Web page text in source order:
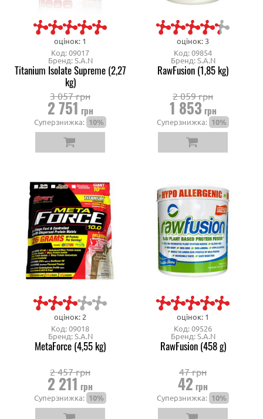
оцінок: 1
Код: 09017
Бренд: S.A.N
Titanium Isolate Supreme (2,27
kg)
3 057 грн
2 751 грн
Суперзнижка: 10%
оцінок: 3
Код: 09854
Бренд: S.A.N
RawFusion (1,85 kg)
2 059 грн
1 853 грн
Суперзнижка: 10%
оцінок: 2
Код: 09018
Бренд: S.A.N
MetaForce (4,55 kg)
2 457 грн
2 211 грн
Суперзнижка: 10%
оцінок: 1
Код: 09526
Бренд: S.A.N
RawFusion (458 g)
47 грн
42 грн
Суперзнижка: 10%